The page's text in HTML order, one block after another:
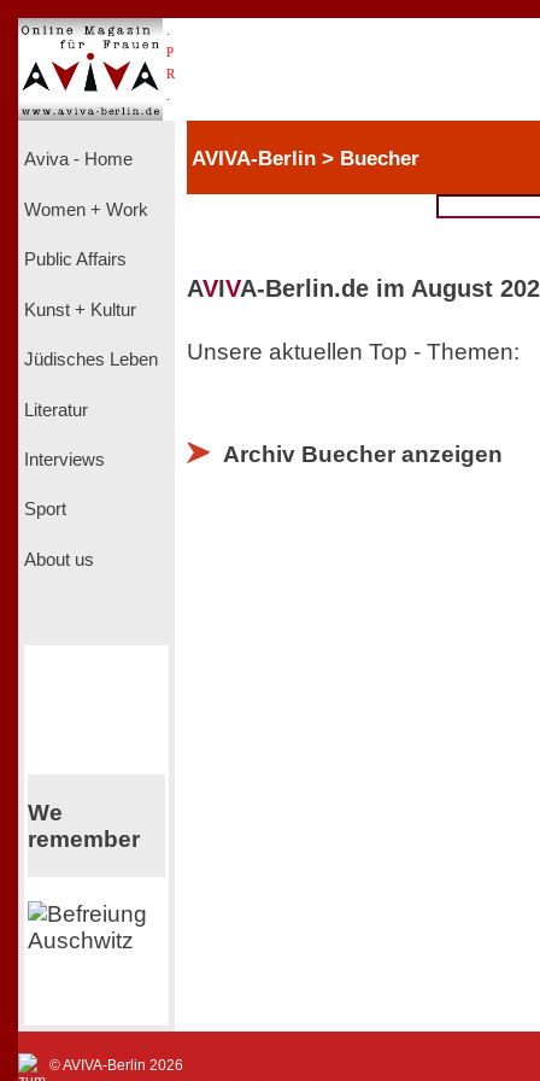
P
R
Aviva - Home
Women + Work
Public Affairs
Kunst + Kultur
Jüdisches Leben
Literatur
Interviews
Sport
About us
We
remember
AVIVA-Berlin > Buecher
AVIVA-Berlin.de im August
Unsere aktuellen Top - Themen:
Archiv Buecher anzeigen
© AVIVA-Berlin 2026